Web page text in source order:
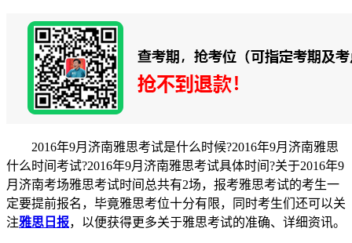
2016年9月济南雅思考试是什么时候?2016年9月济南雅思
什么时间考试?2016年9月济南雅思考试具体时间?关于2016年9
月济南考场雅思考试时间总共有2场，报考雅思考试的考生一
定要提前报名，毕竟雅思考位十分有限，同时考生们还可以关
注雅思日报，以便获得更多关于雅思考试的准确、详细资讯。